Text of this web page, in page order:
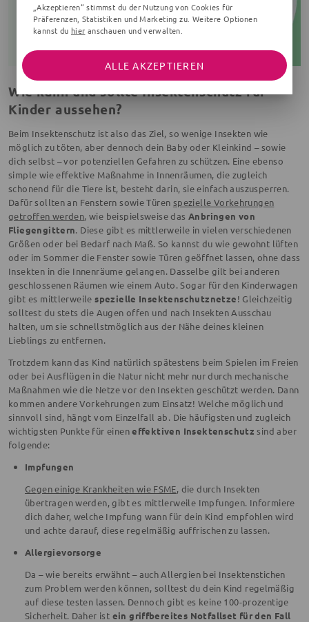
Wie kann und sollte Insektenschutz für
Kinder aussehen?
Beim Insektenschutz ist also das Ziel, so wenige Insekten wie
möglich zu töten, aber dennoch dein Baby oder Kleinkind – sowie
dich selbst – vor potenziellen Gefahren zu schützen. Eine ebenso
simple wie effektive Maßnahme in Innenräumen, die zugleich
schonend für die Tiere ist, besteht darin, sie einfach auszusperren.
Dafür sollten an Fenstern sowie Türen spezielle Vorkehrungen
getroffen werden, wie beispielsweise das Anbringen von
Fliegengittern. Diese gibt es mittlerweile in vielen verschiedenen
Größen oder bei Bedarf nach Maß. So kannst du wie gewohnt lüften
oder im Sommer die Fenster sowie Türen geöffnet lassen, ohne dass
Insekten in die Innenräume gelangen. Dasselbe gilt bei anderen
geschlossenen Räumen wie einem Auto. Sogar für den Kinderwagen
gibt es mittlerweilespezielle Insektenschutznetze! Gleichzeitig
solltest du stets die Augen offen und nach Insekten Ausschau
halten, um sie schnellstmöglich aus der Nähe deines kleinen
Lieblings zu entfernen.
Trotzdem kann das Kind natürlich spätestens beim Spielen im Freien
oder bei Ausflügen in die Natur nicht mehr nur durch mechanische
Maßnahmen wie die Netze vor den Insekten geschützt werden. Dann
kommen andere Vorkehrungen zum Einsatz! Welche möglich und
sinnvoll sind, hängt vom Einzelfall ab. Die häufigsten und zugleich
wichtigsten Punkte für eineneffektiven Insektenschutz sind aber
folgende:
Impfungen
Gegen einige Krankheiten wie FSME, die durch Insekten
übertragen werden, gibt es mittlerweile Impfungen. Informiere
dich daher, welche Impfung wann für dein Kind empfohlen wird
und achte darauf, diese regelmäßig auffrischen zu lassen.
Allergievorsorge
Da – wie bereits erwähnt – auch Allergien bei Insektenstichen
zum Problem werden können, solltest du dein Kind regelmäßig
auf diese testen lassen. Dennoch gibt es keine 100-prozentige
Sicherheit. Daher ist ein griffbereites Notfallset für den Fall
„Akzeptieren“ stimmst du der Nutzung von Cookies für
Präferenzen, Statistiken und Marketing zu. Weitere Optionen
kannst du hier anschauen und verwalten.
ALLE AKZEPTIEREN